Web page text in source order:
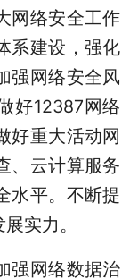
网络安全工作
系建设，强化
强网络安全风
好12387网络
好重大活动网
、云计算服务
水平。不断提
实力。
网络数据治